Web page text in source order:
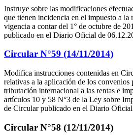
Instruye sobre las modificaciones
que tienen incidencia en el impuesto a la
vigencia a contar del 1° de octubre de
publicado en el Diario Oficial de
Circular N°59 (14/11/2014)
Modifica instrucciones contenidas en
relativas a la aplicación de los convenios
tributación internacional a las rentas e
artículos 10 y 58 N°3 de la Ley sobre
de Circular publicado en el Diario
Circular N°58 (12/11/2014)